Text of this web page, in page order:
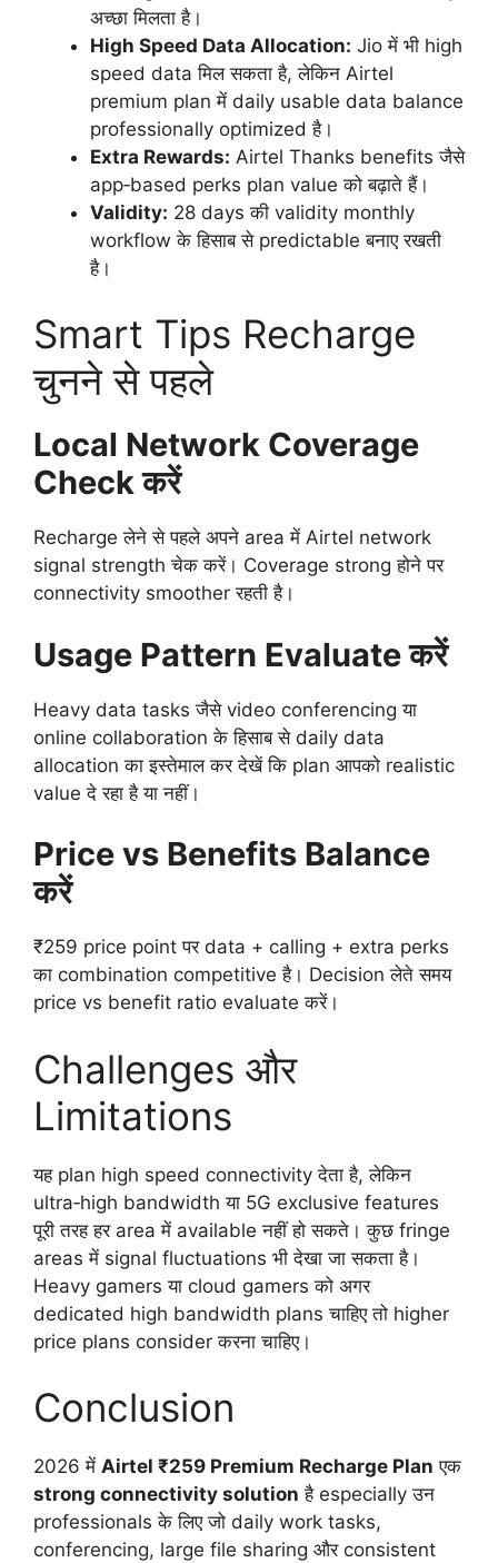
अच्छा मिलता है।
High Speed Data Allocation: Jio में भी high
speed data मिल सकता है, लेकिन Airtel
premium plan में daily usable data balance
professionally optimized है।
Extra Rewards: Airtel Thanks benefits जैसे
app‑based perks plan value को बढ़ाते हैं।
Validity: 28 days की validity monthly
workflow के हिसाब से predictable बनाए रखती
है।
Smart Tips Recharge
चुनने से पहले
Local Network Coverage
Check करें
Recharge लेने से पहले अपने area में Airtel network
signal strength चेक करें। Coverage strong होने पर
connectivity smoother रहती है।
Usage Pattern Evaluate करें
Heavy data tasks जैसे video conferencing या
online collaboration के हिसाब से daily data
allocation का इस्तेमाल कर देखें कि plan आपको realistic
value दे रहा है या नहीं।
Price vs Benefits Balance
करें
₹259 price point पर data + calling + extra perks
का combination competitive है। Decision लेते समय
price vs benefit ratio evaluate करें।
Challenges और
Limitations
यह plan high speed connectivity देता है, लेकिन
ultra‑high bandwidth या 5G exclusive features
पूरी तरह हर area में available नहीं हो सकते। कुछ fringe
areas में signal fluctuations भी देखा जा सकता है।
Heavy gamers या cloud gamers को अगर
dedicated high bandwidth plans चाहिए तो higher
price plans consider करना चाहिए।
Conclusion
2026 में Airtel ₹259 Premium Recharge Plan एक
strong connectivity solution है especially उन
professionals के लिए जो daily work tasks,
conferencing, large file sharing और consistent